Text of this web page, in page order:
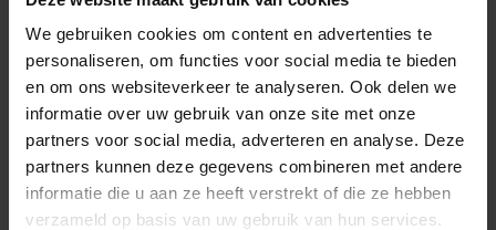
We gebruiken cookies om content en advertenties te
personaliseren, om functies voor social media te bieden
en om ons websiteverkeer te analyseren. Ook delen we
informatie over uw gebruik van onze site met onze
partners voor social media, adverteren en analyse. Deze
partners kunnen deze gegevens combineren met andere
informatie die u aan ze heeft verstrekt of die ze hebben
verzameld op basis van uw gebruik van hun services.
Video Production gemaakt. Zeker de moeite om eens te bekijken!
Andere leuke blogs